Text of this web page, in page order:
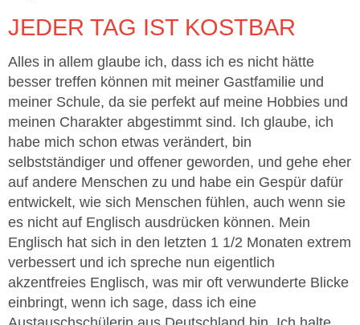
JEDER TAG IST KOSTBAR
Alles in allem glaube ich, dass ich es nicht hätte
besser treffen können mit meiner Gastfamilie und
meiner Schule, da sie perfekt auf meine Hobbies und
meinen Charakter abgestimmt sind. Ich glaube, ich
habe mich schon etwas verändert, bin
selbstständiger und offener geworden, und gehe eher
auf andere Menschen zu und habe ein Gespür dafür
entwickelt, wie sich Menschen fühlen, auch wenn sie
es nicht auf Englisch ausdrücken können. Mein
Englisch hat sich in den letzten 1 1/2 Monaten extrem
verbessert und ich spreche nun eigentlich
akzentfreies Englisch, was mir oft verwunderte Blicke
einbringt, wenn ich sage, dass ich eine